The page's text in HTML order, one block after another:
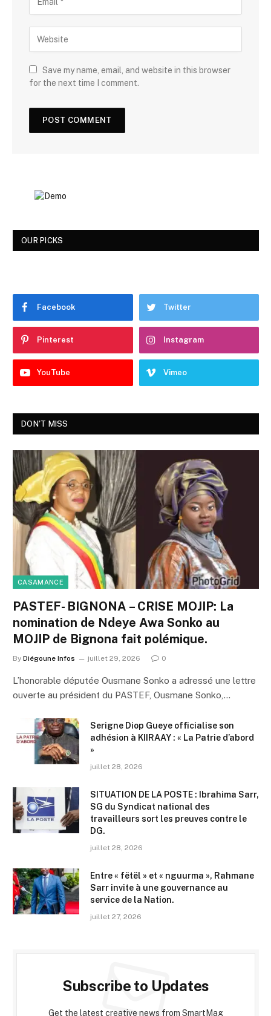
Save my name, email, and website in this browser
for the next time I comment.
OUR PICKS
Facebook Twitter
Pinterest Instagram
YouTube Vimeo
DON'T MISS
CASAMANCE
PASTEF- BIGNONA – CRISE MOJIP: La
nomination de Ndeye Awa Sonko au
MOJIP de Bignona fait polémique.
By Diégoune Infos juillet 29, 2026 0
L’honorable députée Ousmane Sonko a adressé une lettre
ouverte au président du PASTEF, Ousmane Sonko,…
Serigne Diop Gueye officialise son
adhésion à KIIRAAY : « La Patrie d’abord
»
juillet 28, 2026
SITUATION DE LA POSTE : Ibrahima Sarr,
SG du Syndicat national des
travailleurs sort les preuves contre le
DG.
juillet 28, 2026
Entre « fëtël » et « nguurma », Rahmane
Sarr invite à une gouvernance au
service de la Nation.
juillet 27, 2026
Subscribe to Updates
Get the latest creative news from SmartMag